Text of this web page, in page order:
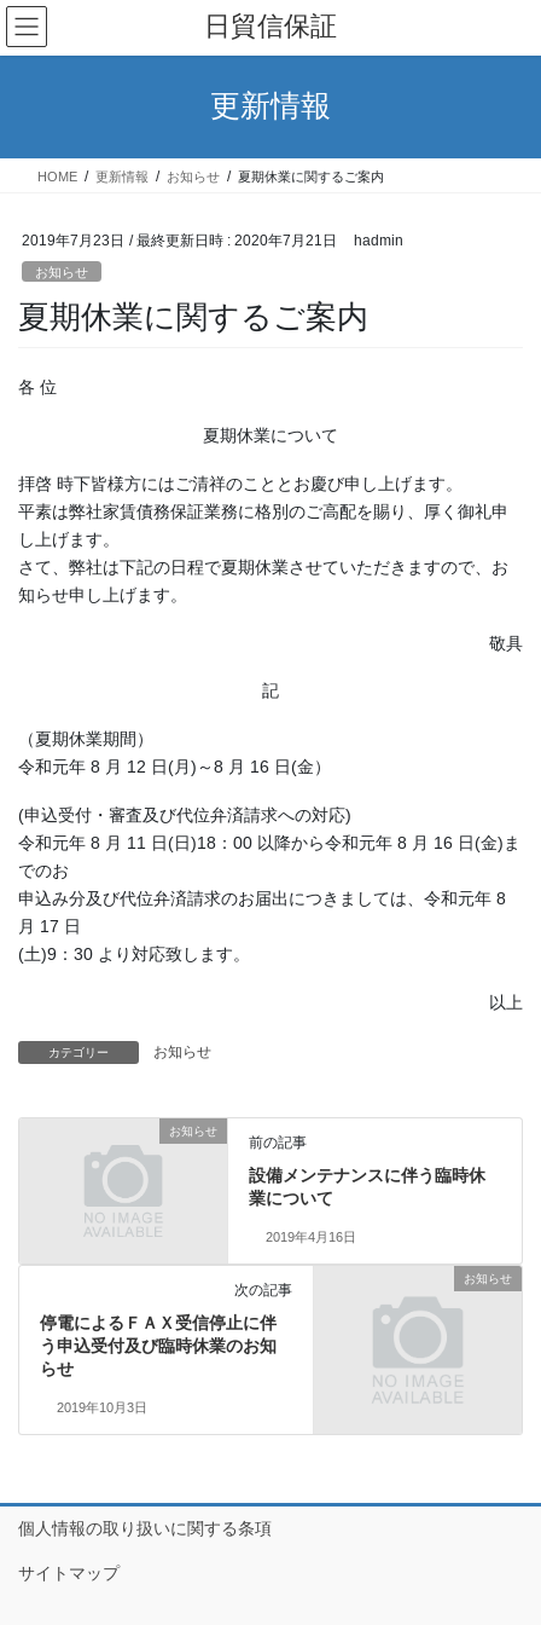
コ
ン
テ
ス
ナ
ビ
ゲ
ン
日貿信保証
更新情報
HOME 更新情報 お知らせ 夏期休業に関するご案内
2019年7月23日 / 最終更新日時 : 2020年7月21日 hadmin
お知らせ
夏期休業に関するご案内
各 位
夏期休業について
拝啓 時下皆様方にはご清祥のこととお慶び申し上げます。
平素は弊社家賃債務保証業務に格別のご高配を賜り、厚く御礼申
し上げます。
さて、弊社は下記の日程で夏期休業させていただきますので、お
知らせ申し上げます。
敬具
記
（夏期休業期間）
令和元年 8 月 12 日(月)～8 月 16 日(金）
(申込受付・審査及び代位弁済請求への対応)
令和元年 8 月 11 日(日)18：00 以降から令和元年 8 月 16 日(金)ま
でのお
申込み分及び代位弁済請求のお届出につきましては、令和元年 8
月 17 日
(土)9：30 より対応致します。
以上
カテゴリー お知らせ
お知らせ
前の記事
設備メンテナンスに伴う臨時休
業について
2019年4月16日
お知らせ
次の記事
停電によるＦＡＸ受信停止に伴
う申込受付及び臨時休業のお知
らせ
2019年10月3日
個人情報の取り扱いに関する条項
サイトマップ